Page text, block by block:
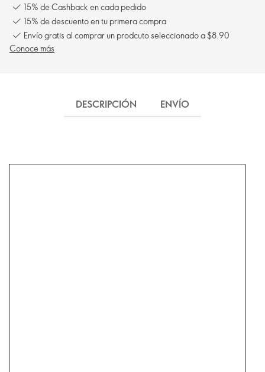
15% de Cashback en cada pedido
15% de descuento en tu primera compra
Envío gratis al comprar un prodcuto seleccionado a $8.90
Conoce más
DESCRIPCIÓN ENVÍO